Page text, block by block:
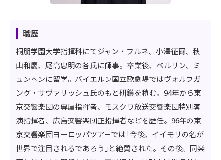
職歴
桐朋学園大学指揮科にてジャン・フルネ、小澤征爾、秋
山和慶、尾高忠明の各氏に師事。卒業後、ベルリン、ミ
ュンヘンに留学。バイエルン国立歌劇場ではヴォルフガ
ング・サヴァリッシュ氏のもと研鑽を積む。94年から東
京交響楽団の専属指揮者、モスクワ放送交響楽団特別客
演指揮者、広島交響楽団正指揮者などを歴任。96年の東
京交響楽団ヨーロッパツアーでは｢今後、イイモリの名が
世界で注目されるであろう｣と絶賛された。その後、同楽